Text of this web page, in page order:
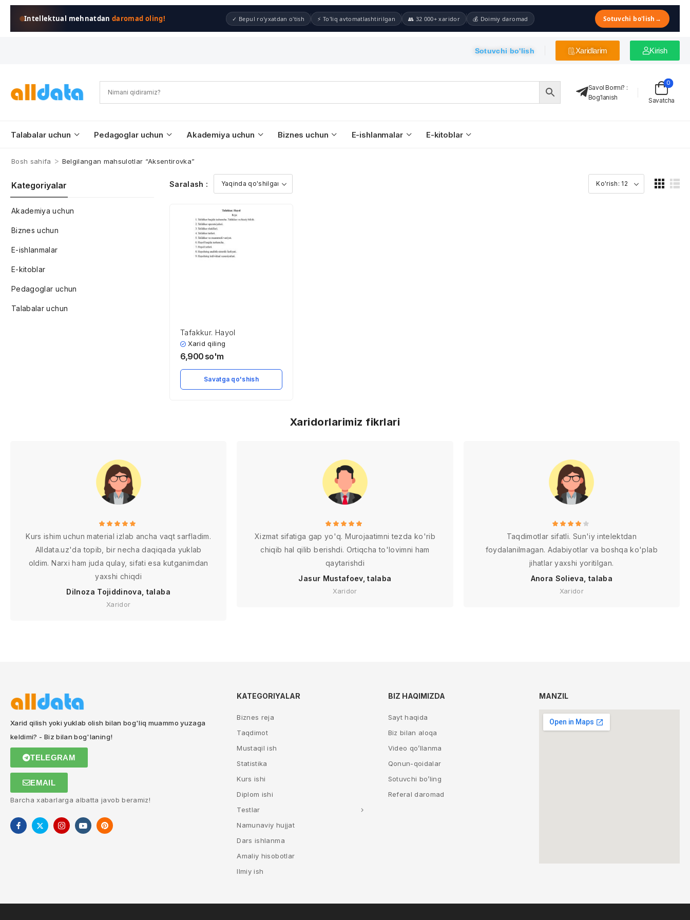
Intellektual mehnatdandaromad oling! ✓ Bepul ro'yxatdan o'tish ⚡ To'liq avtomatlashtirilgan 👥 32 000+ xaridor 💰 Doimiy daromad Sotuvchi bo'lish →
Sotuvchi bo'lish Xaridlarim Kirish
Savol Bormi? :
Bog'lanish
Savatcha
0
Talabalar uchun Pedagoglar uchun Akademiya uchun Biznes uchun E-ishlanmalar E-kitoblar
Bosh sahifa > Belgilangan mahsulotlar “Aksentirovka”
Kategoriyalar
Akademiya uchun
Biznes uchun
E-ishlanmalar
E-kitoblar
Pedagoglar uchun
Talabalar uchun
Saralash :
Tafakkur. Hayol
Xarid qiling
6,900 so'm
Savatga qo'shish
Xaridorlarimiz fikrlari
Kurs ishim uchun material izlab ancha vaqt sarfladim.
Alldata.uz'da topib, bir necha daqiqada yuklab
oldim. Narxi ham juda qulay, sifati esa kutganimdan
yaxshi chiqdi
Dilnoza Tojiddinova, talaba
Xaridor
Xizmat sifatiga gap yo'q. Murojaatimni tezda ko'rib
chiqib hal qilib berishdi. Ortiqcha to'lovimni ham
qaytarishdi
Jasur Mustafoev, talaba
Xaridor
Taqdimotlar sifatli. Sun'iy intelektdan
foydalanilmagan. Adabiyotlar va boshqa ko'plab
jihatlar yaxshi yoritilgan.
Anora Solieva, talaba
Xaridor
Xarid qilish yoki yuklab olish bilan bog'liq muammo yuzaga
keldimi? - Biz bilan bog'laning!
TELEGRAM
EMAIL
Barcha xabarlarga albatta javob beramiz!
KATEGORIYALAR
Biznes reja
Taqdimot
Mustaqil ish
Statistika
Kurs ishi
Diplom ishi
Testlar
Namunaviy hujjat
Dars ishlanma
Amaliy hisobotlar
Ilmiy ish
BIZ HAQIMIZDA
Sayt haqida
Biz bilan aloqa
Video qo’llanma
Qonun-qoidalar
Sotuvchi bo’ling
Referal daromad
MANZIL